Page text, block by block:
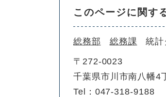
このページに関す
総務部 総務課 統
〒272-0023
千葉県市川市南八幡4
Tel：047-318-9188